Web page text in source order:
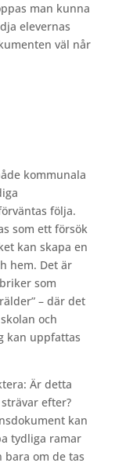
man kunna
elevernas
väl når
kommunala
följa.
som ett försök
kan skapa en
hem. Det är
som
– där det
och
kan uppfattas
Är detta
efter?
kan
tydliga ramar
om de tas